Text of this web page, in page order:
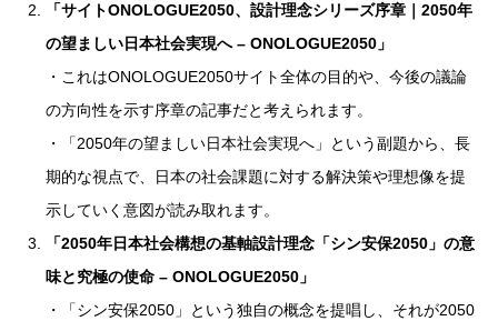
「サイトONOLOGUE2050、設計理念シリーズ序章｜2050年
の望ましい日本社会実現へ – ONOLOGUE2050」
・これはONOLOGUE2050サイト全体の目的や、今後の議論
の方向性を示す序章の記事だと考えられます。
・「2050年の望ましい日本社会実現へ」という副題から、長
期的な視点で、日本の社会課題に対する解決策や理想像を提
示していく意図が読み取れます。
「2050年日本社会構想の基軸設計理念「シン安保2050」の意
味と究極の使命 – ONOLOGUE2050」
・「シン安保2050」という独自の概念を提唱し、それが2050